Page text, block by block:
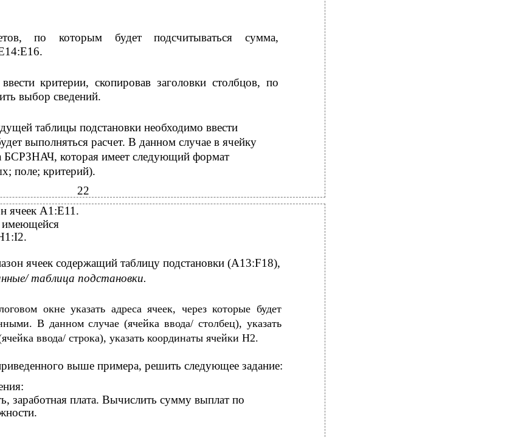
по которым будет подсчитываться сумма,
критерии, скопировав заголовки столбцов, по
выбор сведений.
таблицы подстановки необходимо ввести
выполняться расчет. В данном случае в ячейку
БСРЗНАЧ, которая имеет следующий формат
поле; критерий).
22
ячеек A1:E11.
ячеек содержащий таблицу подстановки (A13:F18),
таблица подстановки.
окне указать адреса ячеек, через которые будет
В данном случае (ячейка ввода/ столбец), указать
ввода/ строка), указать координаты ячейки H2.
выше примера, решить следующее задание:
заработная плата. Вычислить сумму выплат по